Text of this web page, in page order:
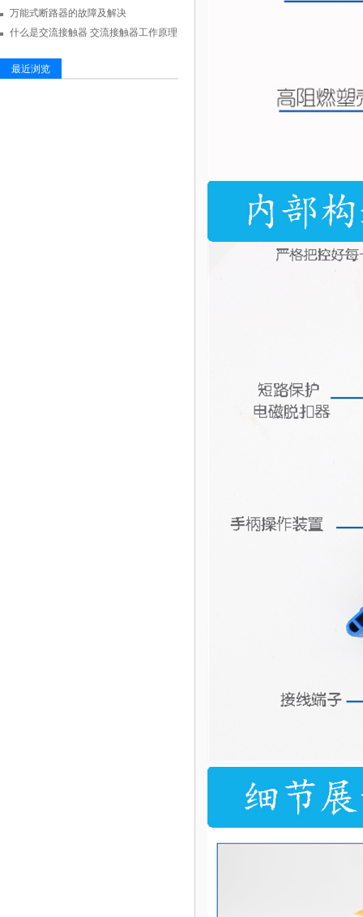
万能式断路器的故障及解决
什么是交流接触器 交流接触器工作原理
最近浏览